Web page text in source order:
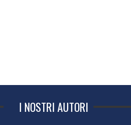
I NOSTRI AUTORI